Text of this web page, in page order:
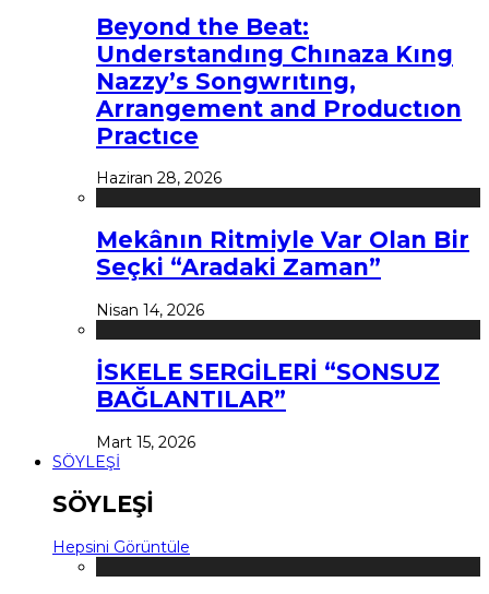
Beyond the Beat:
Understandıng Chınaza Kıng
Nazzy’s Songwrıtıng,
Arrangement and Productıon
Practıce
Haziran 28, 2026
Mekânın Ritmiyle Var Olan Bir
Seçki “Aradaki Zaman”
Nisan 14, 2026
İSKELE SERGİLERİ “SONSUZ
BAĞLANTILAR”
Mart 15, 2026
SÖYLEŞİ
SÖYLEŞİ
Hepsini Görüntüle